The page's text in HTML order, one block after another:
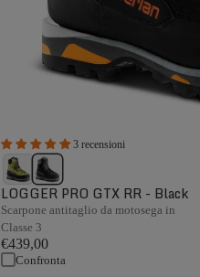
3 recensioni
LOGGER PRO GTX RR - Black
Scarpone antitaglio da motosega in
Classe 3
€439,00
Confronta